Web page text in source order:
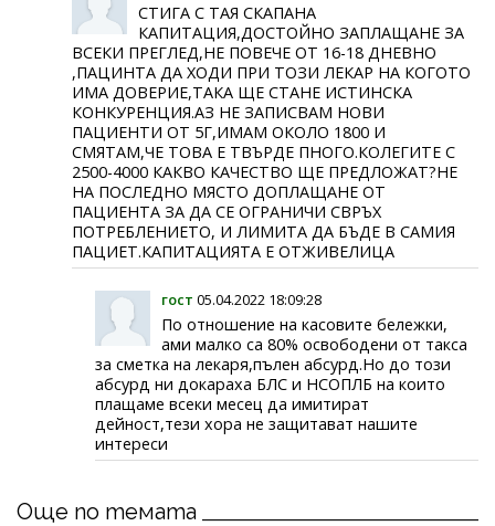
СТИГА С ТАЯ СКАПАНА
КАПИТАЦИЯ,ДОСТОЙНО ЗАПЛАЩАНЕ ЗА
ВСЕКИ ПРЕГЛЕД,НЕ ПОВЕЧЕ ОТ 16-18 ДНЕВНО
,ПАЦИНТА ДА ХОДИ ПРИ ТОЗИ ЛЕКАР НА КОГОТО
ИМА ДОВЕРИЕ,ТАКА ЩЕ СТАНЕ ИСТИНСКА
КОНКУРЕНЦИЯ.АЗ НЕ ЗАПИСВАМ НОВИ
ПАЦИЕНТИ ОТ 5Г,ИМАМ ОКОЛО 1800 И
СМЯТАМ,ЧЕ ТОВА Е ТВЪРДЕ ПНОГО.КОЛЕГИТЕ С
2500-4000 КАКВО КАЧЕСТВО ЩЕ ПРЕДЛОЖАТ?НЕ
НА ПОСЛЕДНО МЯСТО ДОПЛАЩАНЕ ОТ
ПАЦИЕНТА ЗА ДА СЕ ОГРАНИЧИ СВРЪХ
ПОТРЕБЛЕНИЕТО, И ЛИМИТА ДА БЪДЕ В САМИЯ
ПАЦИЕТ.КАПИТАЦИЯТА Е ОТЖИВЕЛИЦА
гост 05.04.2022 18:09:28
По отношение на касовите бележки,
ами малко са 80% освободени от такса
за сметка на лекаря,пълен абсурд.Но до този
абсурд ни докараха БЛС и НСОПЛБ на които
плащаме всеки месец да имитират
дейност,тези хора не защитават нашите
интереси
Още по темата